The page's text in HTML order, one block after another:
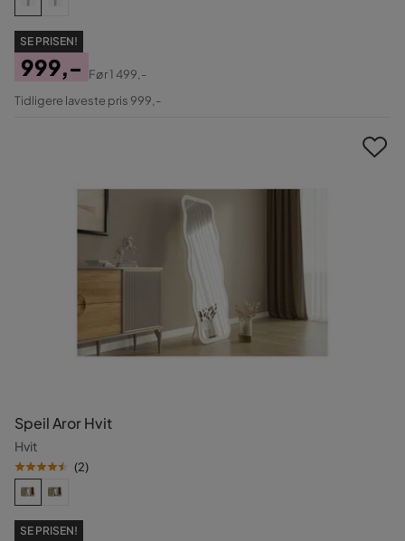
SE PRISEN!
Pris
999,-
Original
Før1 499,-
Tidligere laveste pris 999,-
Speil Aror Hvit
Hvit
(2)
SE PRISEN!